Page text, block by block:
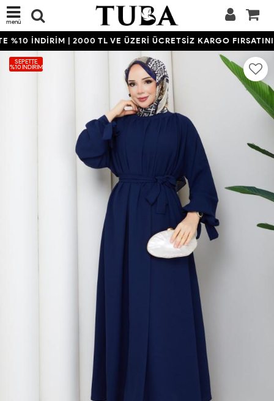
menü
%10 İNDİRİM | 2000 TL VE ÜZERİ ÜCRETSİZ KARGO FIRSATINI
SEPETTE
%10 İNDIRIM